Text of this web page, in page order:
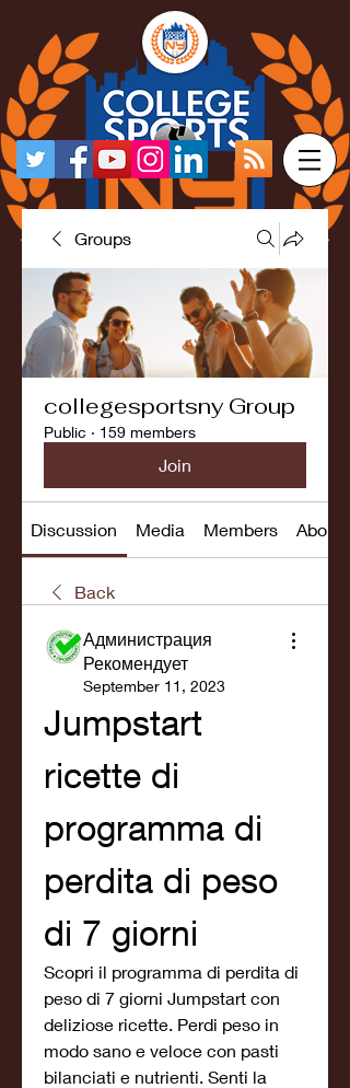
Groups
collegesportsny Group
Public · 159 members
Join
Discussion Media Members About
Back
Администрация
Рекомендует
September 11, 2023
Jumpstart
ricette di
programma di
perdita di peso
di 7 giorni
Scopri il programma di perdita di
peso di 7 giorni Jumpstart con
deliziose ricette. Perdi peso in
modo sano e veloce con pasti
bilanciati e nutrienti. Senti la